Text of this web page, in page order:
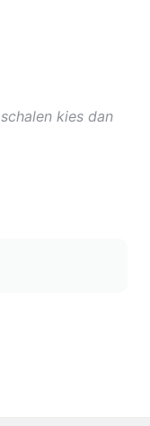
kies dan